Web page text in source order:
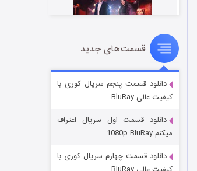
سریال زشت
قسمت5 (زیرنویس) منتشر شد
قسمت‌های جدید
دانلود قسمت پنجم سریال کوری با
کیفیت عالی BluRay
دانلود قسمت اول سریال اعتراف
میکنم 1080p BluRay
دانلود قسمت چهارم سریال کوری با